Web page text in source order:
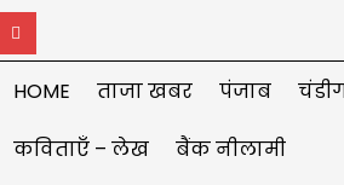
HOME ताजा खबर पंजाब
कविताएँ – लेख बैंक नीलामी